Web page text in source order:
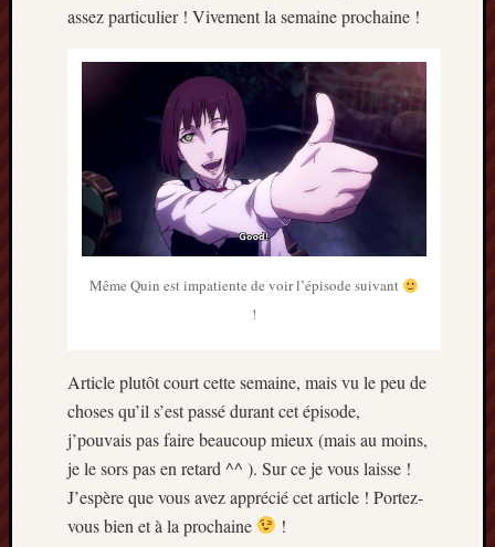
assez particulier ! Vivement la semaine prochaine !
Même Quin est impatiente de voir l’épisode suivant
!
Article plutôt court cette semaine, mais vu le peu de
choses qu’il s’est passé durant cet épisode,
j’pouvais pas faire beaucoup mieux (mais au moins,
je le sors pas en retard ^^ ). Sur ce je vous laisse !
J’espère que vous avez apprécié cet article ! Portez-
vous bien et à la prochaine
!